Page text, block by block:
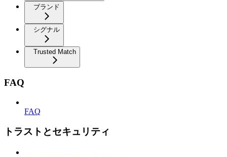
ブランド
シグナル
Trusted Match
FAQ
FAQ
トラストとセキュリティ